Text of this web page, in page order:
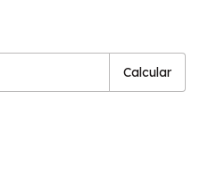
Calcular